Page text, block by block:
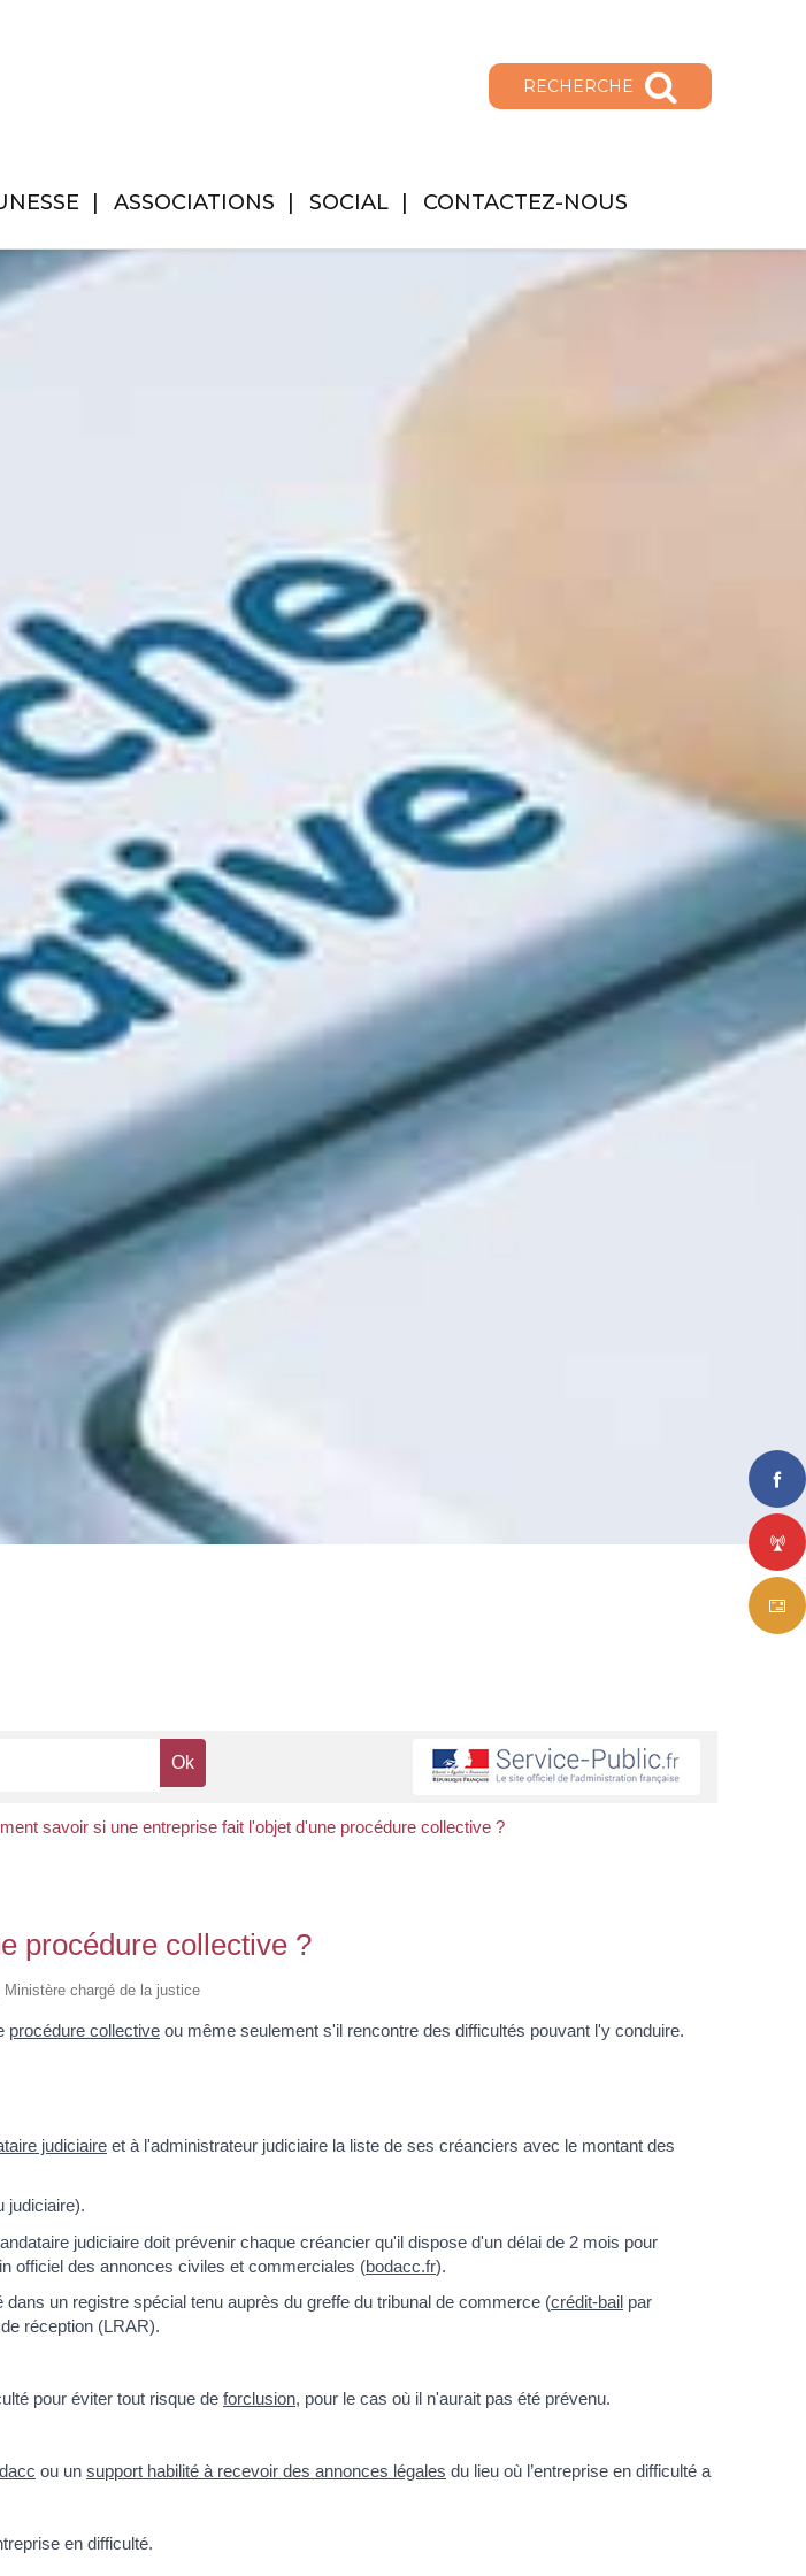
RECHERCHE
ASSOCIATIONS SOCIAL CONTACTEZ-NOUS
savoir si une entreprise fait l'objet d'une procédure collective ?
procédure collective ?
chargé de la justice
procédure collective ou même seulement s'il rencontre des difficultés pouvant l'y conduire.
judiciaire et à l'administrateur judiciaire la liste de ses créanciers avec le montant des
judiciaire).
judiciaire doit prévenir chaque créancier qu'il dispose d'un délai de 2 mois pour
officiel des annonces civiles et commerciales (bodacc.fr).
dans un registre spécial tenu auprès du greffe du tribunal de commerce (crédit-bail par
réception (LRAR).
pour éviter tout risque de forclusion, pour le cas où il n'aurait pas été prévenu.
ou un support habilité à recevoir des annonces légales du lieu où l’entreprise en difficulté a
en difficulté.